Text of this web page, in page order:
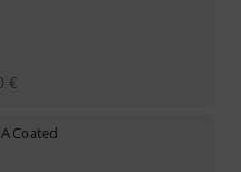
€
Coated